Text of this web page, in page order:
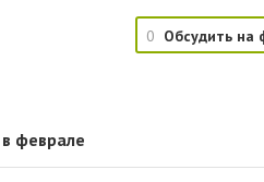
0 Обсудить на
феврале